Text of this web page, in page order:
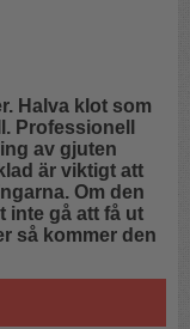
Halva klot som
Professionell
av gjuten
är viktigt att
Om den
inte gå att få ut
så kommer den